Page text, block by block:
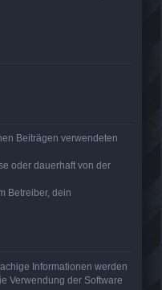
Beiträgen verwendeten
oder dauerhaft von der
Betreiber, dein
Informationen werden
Verwendung der Software